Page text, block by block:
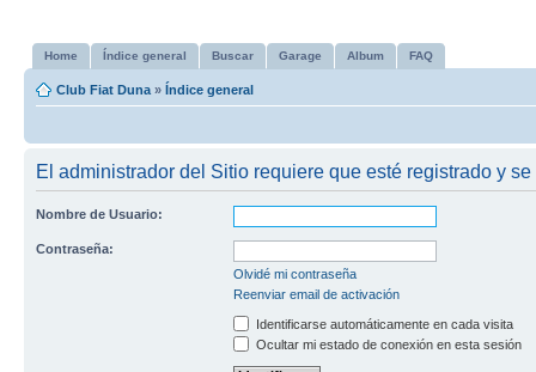
Home Índice general Buscar Garage Album FAQ
Club Fiat Duna » Índice general
El administrador del Sitio requiere que esté registrado y
Nombre de Usuario:
Contraseña:
Olvidé mi contraseña
Reenviar email de activación
Identificarse automáticamente en cada visita
Ocultar mi estado de conexión en esta sesión